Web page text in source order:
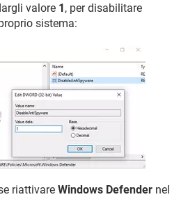
valore 1, per disabilitare
sistema:
riattivare Windows Defender nel